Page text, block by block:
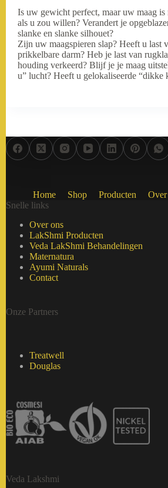
Is uw gewicht perfect, maar uw maag
als u zou willen? Verandert je
slanke en slanke silhouet?
Zijn uw maagspieren slap? Heeft u last
prikkelbare darm? Heb je last van
houding verkeerd? Blijf je je maag
u” lucht? Heeft u gelokaliseerde “dikke
Home Shop Producten Over
Snelle links
Over ons
LakShmi Producten
Veda LakShmi Behandelingen
Maternatura
Ayumi Naturals
Contact
Onze Partners
Treatwell
Douglas
Veda Lakshmi